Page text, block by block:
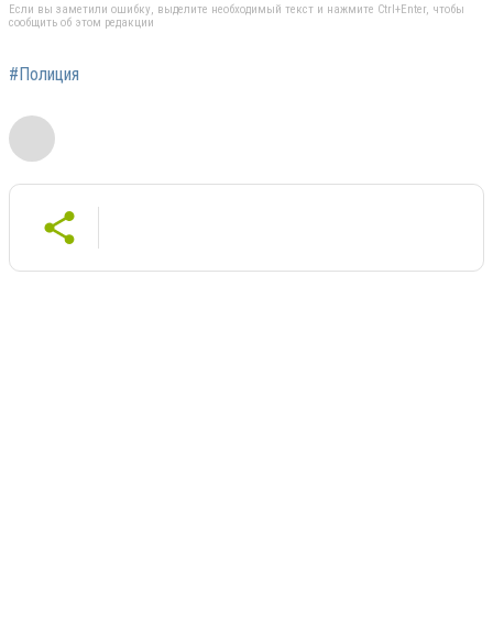
Если вы заметили ошибку, выделите необходимый текст и нажмите Ctrl+Enter, чтобы
сообщить об этом редакции
#Полиция